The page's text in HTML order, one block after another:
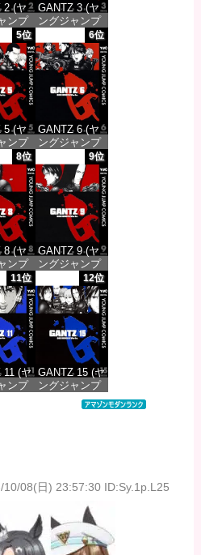
2 (ヤ
ンプ
ス
¥100
GANTZ 3 (ヤ
ングジャンプ
コミックス
DIGITAL)
価格：¥100
5位
5 (ヤ
ンプ
ス
¥100
6位
GANTZ 6 (ヤ
ングジャンプ
コミックス
DIGITAL)
価格：¥100
8位
8 (ヤ
ンプ
ス
¥100
9位
GANTZ 9 (ヤ
ングジャンプ
コミックス
DIGITAL)
価格：¥100
11位
11 (ヤ
ンプ
12位
GANTZ 15 (ヤ
ングジャンプ
コミックス
10/08(日) 23:57:30 ID:Sy.1p.L25